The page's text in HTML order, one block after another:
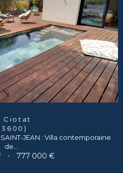
Ciotat
SAINT-JEAN : Villa contemporaine
de...
- 777 000 €